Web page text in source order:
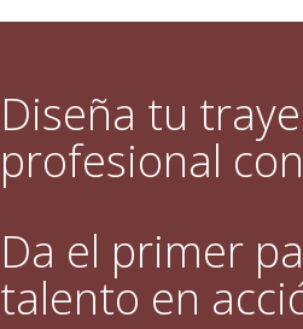
Diseña tu
profesional
Da el primer
talento en